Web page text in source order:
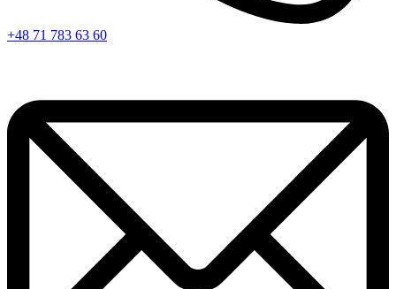
+48 71 783 63 60